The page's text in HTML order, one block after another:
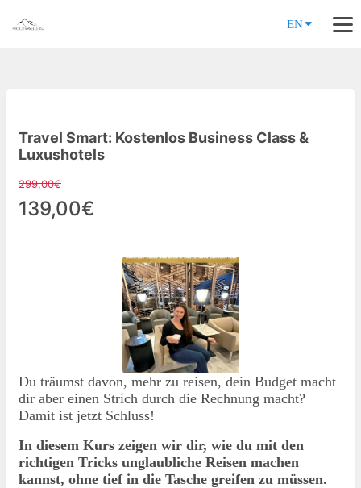
EN
Travel Smart: Kostenlos Business Class &
Luxushotels
139,00€
299,00€
Du träumst davon, mehr zu reisen, dein Budget macht
dir aber einen Strich durch die Rechnung macht?
Damit ist jetzt Schluss!
In diesem Kurs zeigen wir dir, wie du mit den
richtigen Tricks unglaubliche Reisen machen
kannst, ohne tief in die Tasche greifen zu müssen.